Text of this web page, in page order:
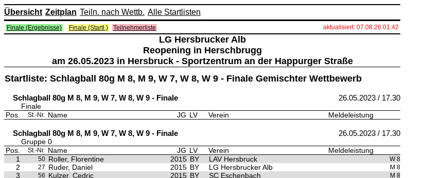
Übersicht Zeitplan Teiln. nach Wettb. Alle Startlisten
Finale (Ergebnisse) Finale (Startl.) Teilnehmerliste aktualisiert: 07.08.26 01:42
LG Hersbrucker Alb
Reopening in Herschbrugg
am 26.05.2023 in Hersbruck - Sportzentrum an der Happurger Straße
Startliste: Schlagball 80g M 8, M 9, W 7, W 8, W 9 - Finale Gemischter Wettbewerb
Schlagball 80g M 8, M 9, W 7, W 8, W 9 - Finale 26.05.2023 / 17.30
Finale
Pos.
St.-Nr. Name JG LV Verein Meldeleistung
Schlagball 80g M 8, M 9, W 7, W 8, W 9 - Finale 26.05.2023 / 17.30
Gruppe 0
Pos.
St.-Nr. Name JG LV Verein
Meldeleistung
1
50 Roller, Florentine 2015 BY LAV Hersbruck W 8
2 27 Ruder, Daniel 2015 BY LG Hersbrucker Alb M 8
3 56 Kulzer, Cedric 2015 BY SC Eschenbach M 8